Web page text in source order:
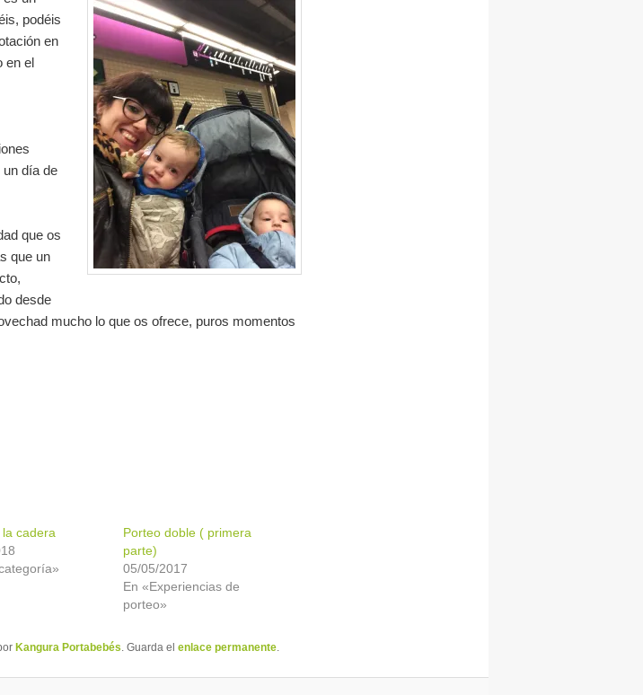
podéis
en
en el
día de
que os
que un
desde
mucho lo que os ofrece, puros momentos
cadera
Porteo doble ( primera
parte)
05/05/2017
En «Experiencias de
porteo»
Kangura Portabebés . Guarda el enlace permanente.